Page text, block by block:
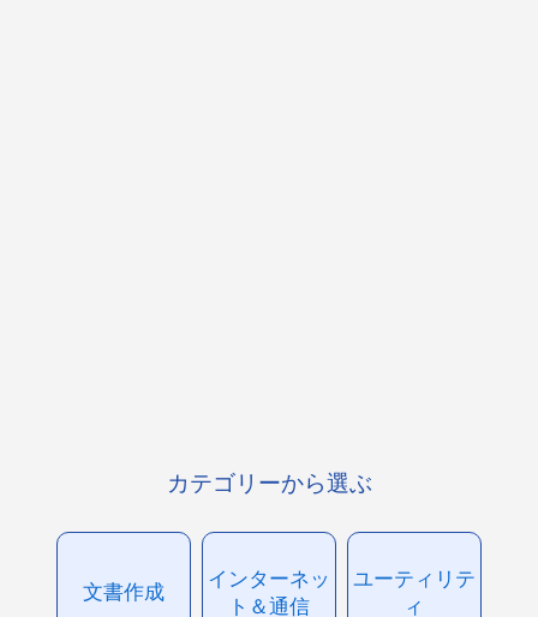
カテゴリーから選ぶ
文書作成
インターネッ
ト＆通信
ユーティリテ
ィ